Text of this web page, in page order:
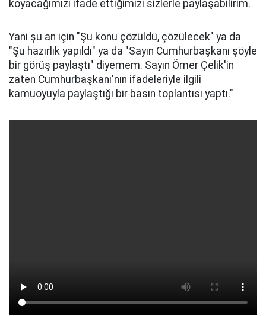
koyacağımızı ifade ettiğimizi sizlerle paylaşabilirim.
Yani şu an için "Şu konu çözüldü, çözülecek" ya da
"Şu hazırlık yapıldı" ya da "Sayın Cumhurbaşkanı şöyle
bir görüş paylaştı" diyemem. Sayın Ömer Çelik'in
zaten Cumhurbaşkanı'nın ifadeleriyle ilgili
kamuoyuyla paylaştığı bir basın toplantısı yaptı."